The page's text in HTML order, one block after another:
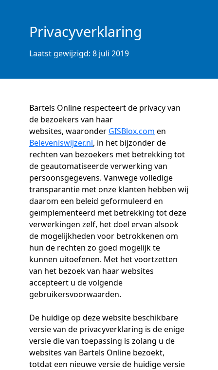
Privacyverklaring
Laatst gewijzigd: 8 juli 2019
Bartels Online respecteert de privacy van
de bezoekers van haar
websites, waaronder GISBlox.com en
Beleveniswijzer.nl, in het bijzonder de
rechten van bezoekers met betrekking tot
de geautomatiseerde verwerking van
persoonsgegevens. Vanwege volledige
transparantie met onze klanten hebben wij
daarom een beleid geformuleerd en
geïmplementeerd met betrekking tot deze
verwerkingen zelf, het doel ervan alsook
de mogelijkheden voor betrokkenen om
hun de rechten zo goed mogelijk te
kunnen uitoefenen. Met het voortzetten
van het bezoek van haar websites
accepteert u de volgende
gebruikersvoorwaarden.
De huidige op deze website beschikbare
versie van de privacyverklaring is de enige
versie die van toepassing is zolang u de
websites van Bartels Online bezoekt,
totdat een nieuwe versie de huidige versie